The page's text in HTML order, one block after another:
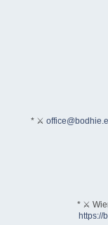
* ⚔
* ⚔
https://